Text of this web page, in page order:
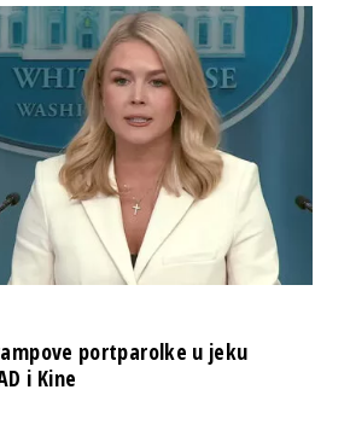
portparolke u jeku
i Kine